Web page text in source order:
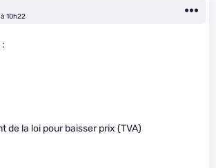
10h22
de la loi pour baisser prix (TVA)